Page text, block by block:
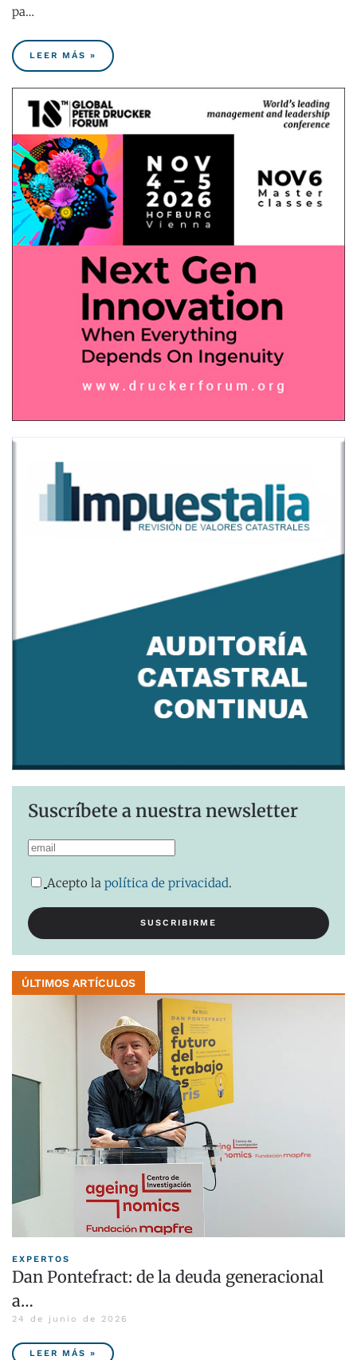
pa…
LEER MÁS »
Suscríbete a nuestra newsletter
Acepto la política de privacidad.
ÚLTIMOS ARTÍCULOS
EXPERTOS
Dan Pontefract: de la deuda generacional
a…
24 de junio de 2026
LEER MÁS »